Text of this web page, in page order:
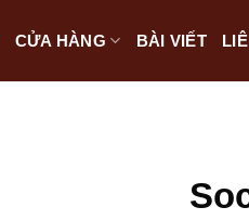
CỬA HÀNG BÀI VIẾT